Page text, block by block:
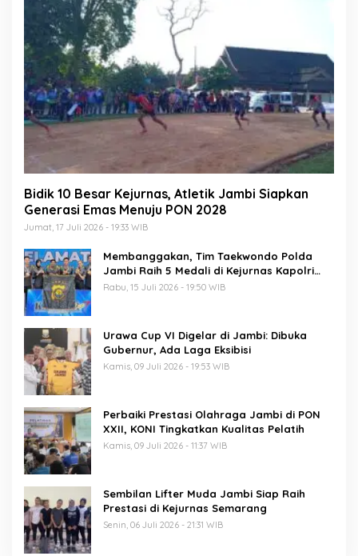
Bidik 10 Besar Kejurnas, Atletik Jambi Siapkan
Generasi Emas Menuju PON 2028
Jumat, 17 Juli 2026 - 19:33 WIB
Membanggakan, Tim Taekwondo Polda
Jambi Raih 5 Medali di Kejurnas Kapolri
Cup 7
Rabu, 15 Juli 2026 - 19:50 WIB
Urawa Cup VI Digelar di Jambi: Dibuka
Gubernur, Ada Laga Eksibisi
Kamis, 09 Juli 2026 - 19:53 WIB
Perbaiki Prestasi Olahraga Jambi di PON
XXII, KONI Tingkatkan Kualitas Pelatih
Kamis, 09 Juli 2026 - 11:37 WIB
Sembilan Lifter Muda Jambi Siap Raih
Prestasi di Kejurnas Semarang
Senin, 06 Juli 2026 - 21:31 WIB